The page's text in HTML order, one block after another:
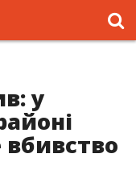
у
вбивство